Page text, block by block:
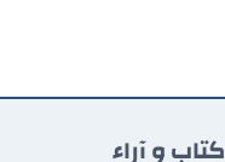
كتاب و آراء